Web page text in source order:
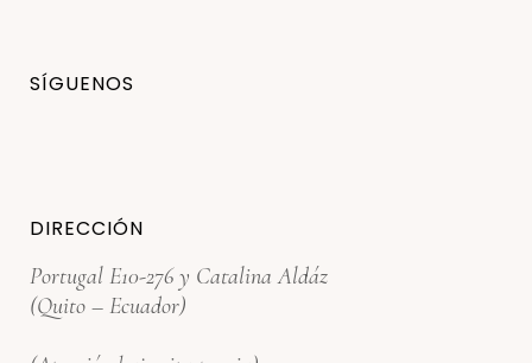
SÍGUENOS
DIRECCIÓN
Portugal E10-276 y Catalina Aldáz
(Quito – Ecuador)